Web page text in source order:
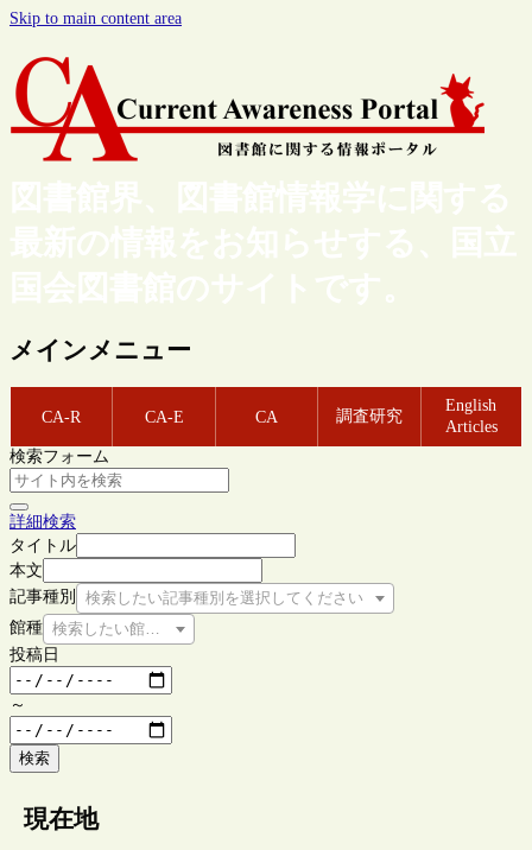
Skip to main content area
図書館界、図書館情報学に関する
最新の情報をお知らせする、国立
国会図書館のサイトです。
メインメニュー
CA-R CA-E CA 調査研究
English
Articles
検索フォーム
詳細検索
タイトル
本文
記事種別
検索したい記事種別を選択してください
館種 検索したい館種を選択してください
投稿日
～
検索
現在地